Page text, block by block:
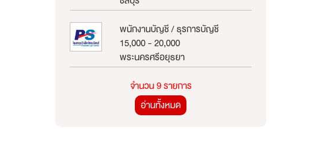
พนักงานบัญชี / ธุรการบัญชี
15,000 - 20,000
พระนครศรีอยุธยา
จำนวน 9 รายการ
อ่านทั้งหมด